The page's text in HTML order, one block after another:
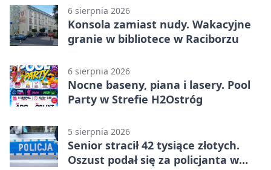
6 sierpnia 2026
Konsola zamiast nudy. Wakacyjne
granie w bibliotece w Raciborzu
6 sierpnia 2026
Nocne baseny, piana i lasery. Pool
Party w Strefie H2Ostróg
5 sierpnia 2026
Senior stracił 42 tysiące złotych.
Oszust podał się za policjanta w